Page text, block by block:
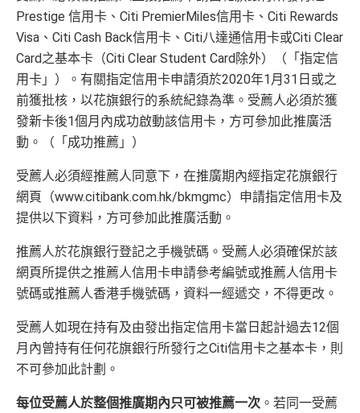
Prestige 信用卡、Citi PremierMiles信用卡、Citi Rewards
Visa、Citi Cash Back信用卡、Citi八達通信用卡或Citi Clear
Card之基本卡（Citi Clear Student Card除外）（「指定信
用卡」）。有關指定信用卡申請須於2020年1月31日或之
前獲批核，以花旗銀行的系統紀錄為準。受薦人必須於獲
發新卡後1個月內成功啟動該信用卡，方可參加此推廣活
動。（「成功推薦」）
受薦人必須經推薦人同意下，在推廣期內經指定花旗銀行
網頁（www.citibank.com.hk/bkmgmc）申請指定信用卡及
提供以下資料，方可參加此推廣活動。
推薦人於花旗銀行登記之手機號碼。受薦人必須確保於該
網頁所提供之推薦人信用卡申請參考編號或推薦人信用卡
號碼或推薦人香港手機號碼，資料一經遞交，不得更改。
受薦人如現在持有及由發出指定信用卡當日起計過去12個
月內曾持有任何花旗銀行所發行之Citi信用卡之基本卡，則
不可參加此計劃。
每位受薦人於整個推廣期內只可被推薦一次 。若同一受薦